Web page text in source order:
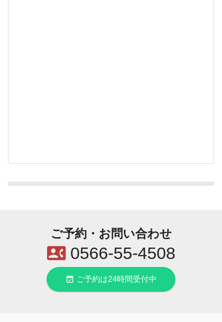
ご予約・お問い合わせ
contact_phone0566-55-4508
event_available ご予約は24時間受付中